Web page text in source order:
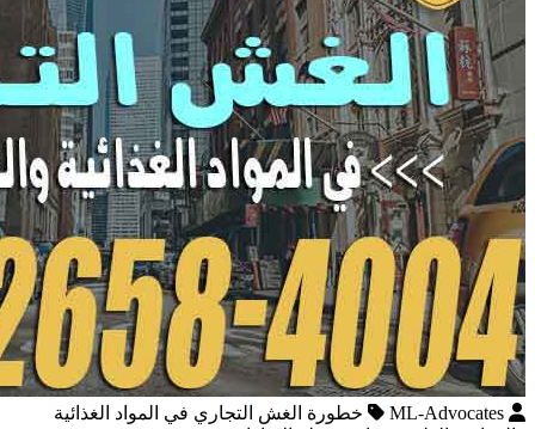
ML-Advocates
خطورة الغش التجاري في المواد الغذائية